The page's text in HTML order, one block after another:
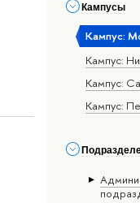
Кампусы
Кампус:
Кампус:
Кампус:
Кампус: